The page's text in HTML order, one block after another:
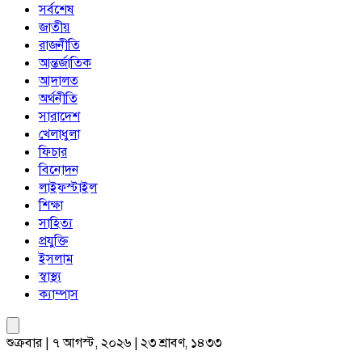
সর্বশেষ
জাতীয়
রাজনীতি
আন্তর্জাতিক
আদালত
অর্থনীতি
সারাদেশ
খেলাধুলা
ফিচার
বিনোদন
লাইফস্টাইল
শিক্ষা
সাহিত্য
প্রযুক্তি
ইসলাম
স্বাস্থ্য
ক্যাম্পাস
শুক্রবার | ৭ আগস্ট, ২০২৬ | ২৩ শ্রাবণ, ১৪৩৩